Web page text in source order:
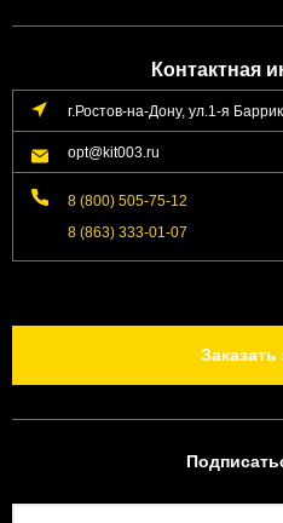
Контактная
г.Ростов-на-Дону, ул.1-я
opt@kit003.ru
8 (800) 505-75-12
8 (863) 333-01-07
Заказать